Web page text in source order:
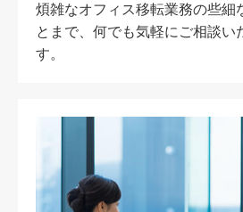
煩雑なオフィス移転業務の些細
とまで、何でも気軽にご相談い
す。